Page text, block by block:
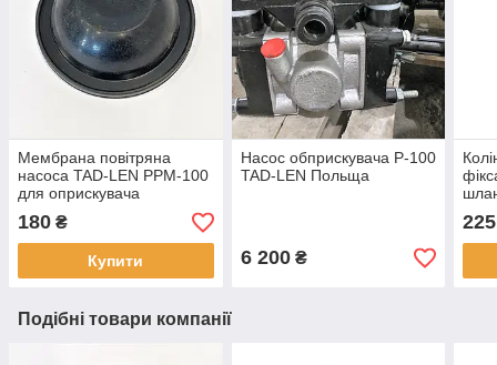
Мембрана повітряна
насоса TAD-LEN PPM-100
для оприскувача
180 ₴
Купити
Насос обприскувача Р-100
TAD-LEN Польща
6 200₴
225
Подібні товари компанії